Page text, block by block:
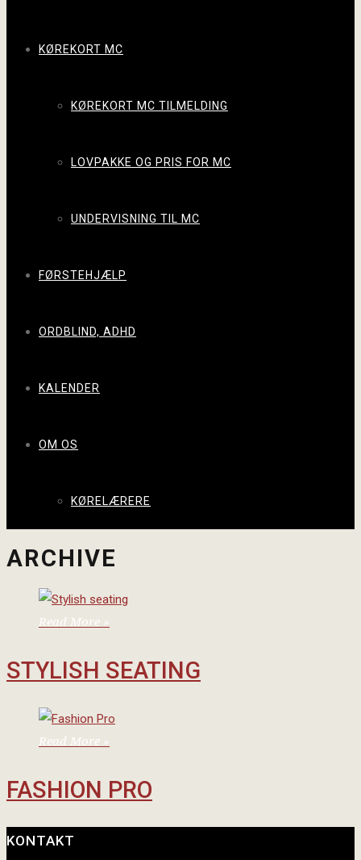
KØREKORT MC
KØREKORT MC TILMELDING
LOVPAKKE OG PRIS FOR MC
UNDERVISNING TIL MC
FØRSTEHJÆLP
ORDBLIND, ADHD
KALENDER
OM OS
KØRELÆRERE
ARCHIVE
Read More »
STYLISH SEATING
Read More »
FASHION PRO
KONTAKT